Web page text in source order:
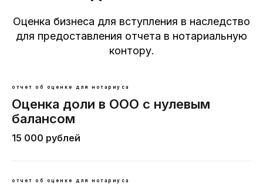
Оценка бизнеса для вступления в наследство
для предоставления отчета в нотариальную
контору.
отчет об оценке для нотариуса
Оценка доли в ООО с нулевым
балансом
15 000 рублей
отчет об оценке для нотариуса